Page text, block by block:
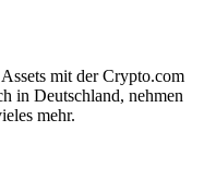
mit der Crypto.com
in Deutschland, nehmen
mehr.